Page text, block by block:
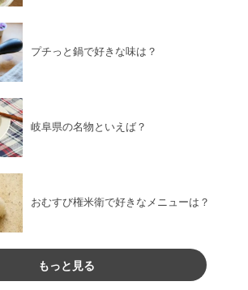
プチっと鍋で好きな味は？
岐阜県の名物といえば？
おむすび権米衛で好きなメニューは？
もっと見る